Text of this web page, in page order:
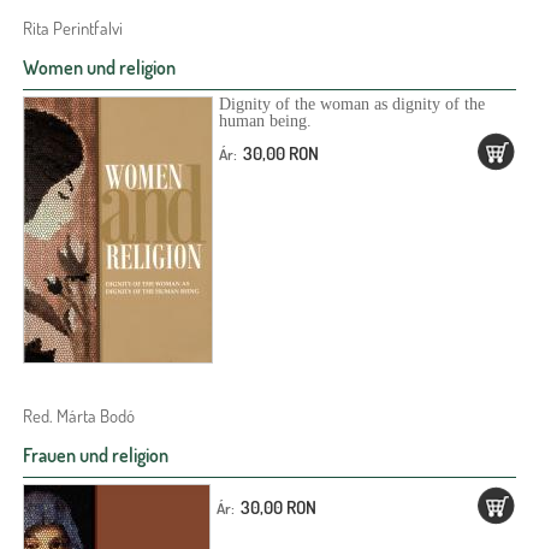
Rita Perintfalvi
Women und religion
Dignity of the woman as dignity of the
human being.
Ár: 30,00 RON
Red. Márta Bodó
Frauen und religion
Ár: 30,00 RON